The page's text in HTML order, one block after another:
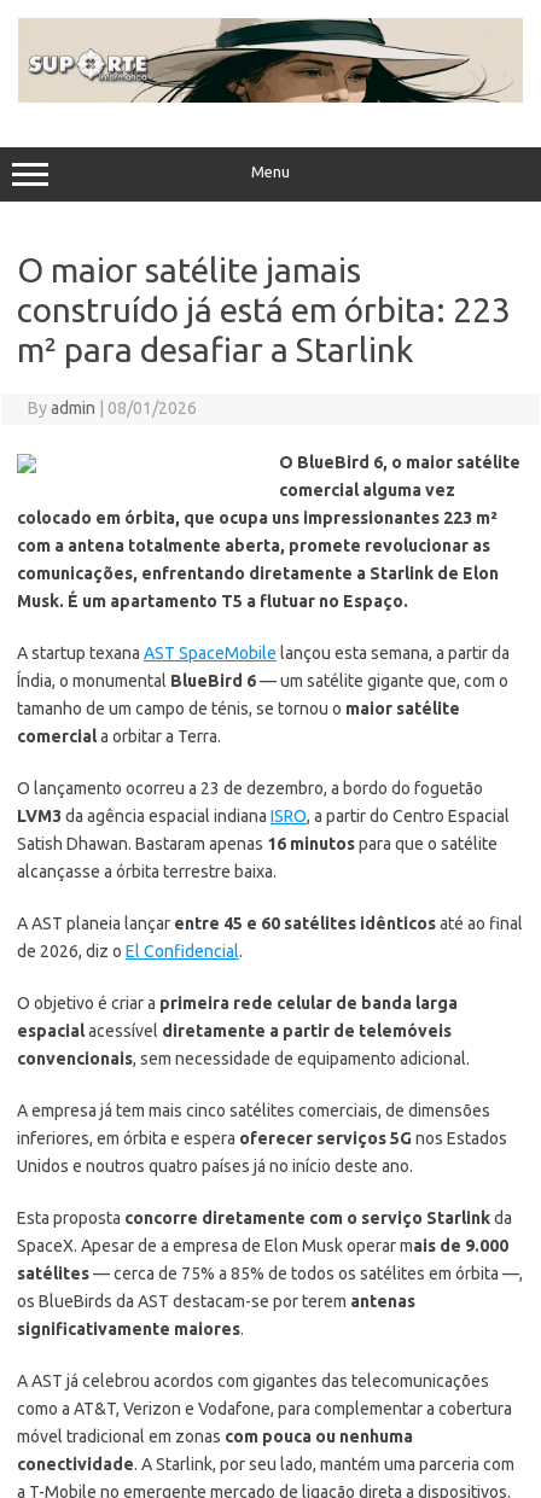
Menu
O maior satélite jamais
construído já está em órbita: 223
m² para desafiar a Starlink
Byadmin 08/01/2026
O BlueBird 6, o maior satélite
comercial alguma vez
colocado em órbita, que ocupa uns impressionantes 223 m²
com a antena totalmente aberta, promete revolucionar as
comunicações, enfrentando diretamente a Starlink de Elon
Musk. É um apartamento T5 a flutuar no Espaço.
A startup texana AST SpaceMobile lançou esta semana, a partir da
Índia, o monumental BlueBird 6— um satélite gigante que, com o
tamanho de um campo de ténis, se tornou o maior satélite
comerciala orbitar a Terra.
O lançamento ocorreu a 23 de dezembro, a bordo do foguetão
LVM3 da agência espacial indiana ISRO, a partir do Centro Espacial
Satish Dhawan. Bastaram apenas 16 minutospara que o satélite
alcançasse a órbita terrestre baixa.
A AST planeia lançar entre 45 e 60 satélites idênticosaté ao final
de 2026, diz o El Confidencial.
O objetivo é criar a primeira rede celular de banda larga
espacialacessível diretamente a partir de telemóveis
convencionais, sem necessidade de equipamento adicional.
A empresa já tem mais cinco satélites comerciais, de dimensões
inferiores, em órbita e espera oferecer serviços 5Gnos Estados
Unidos e noutros quatro países já no início deste ano.
Esta proposta concorre diretamente com o serviço Starlinkda
SpaceX. Apesar de a empresa de Elon Musk operar mais de 9.000
satélites— cerca de 75% a 85% de todos os satélites em órbita —,
os BlueBirds da AST destacam-se por terem antenas
significativamente maiores.
A AST já celebrou acordos com gigantes das telecomunicações
como a AT&T, Verizon e Vodafone, para complementar a cobertura
móvel tradicional em zonas com pouca ou nenhuma
conectividade. A Starlink, por seu lado, mantém uma parceria com
a T-Mobile no emergente mercado de ligação direta a dispositivos.